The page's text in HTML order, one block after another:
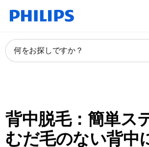
何をお探しですか？
背中脱毛：簡単ス
むだ毛のない背中